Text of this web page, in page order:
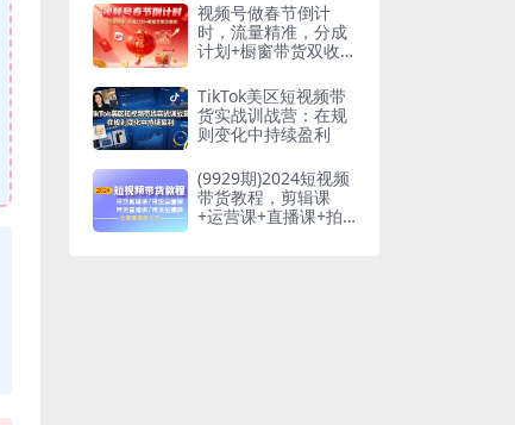
视频号做春节倒计
时，流量精准，分成
计划+橱窗带货双收
TikTok美区短视频带
货实战训战营：在规
则变化中持续盈利
(9929期)2024短视频
带货教程，剪辑课
+运营课+直播课+拍